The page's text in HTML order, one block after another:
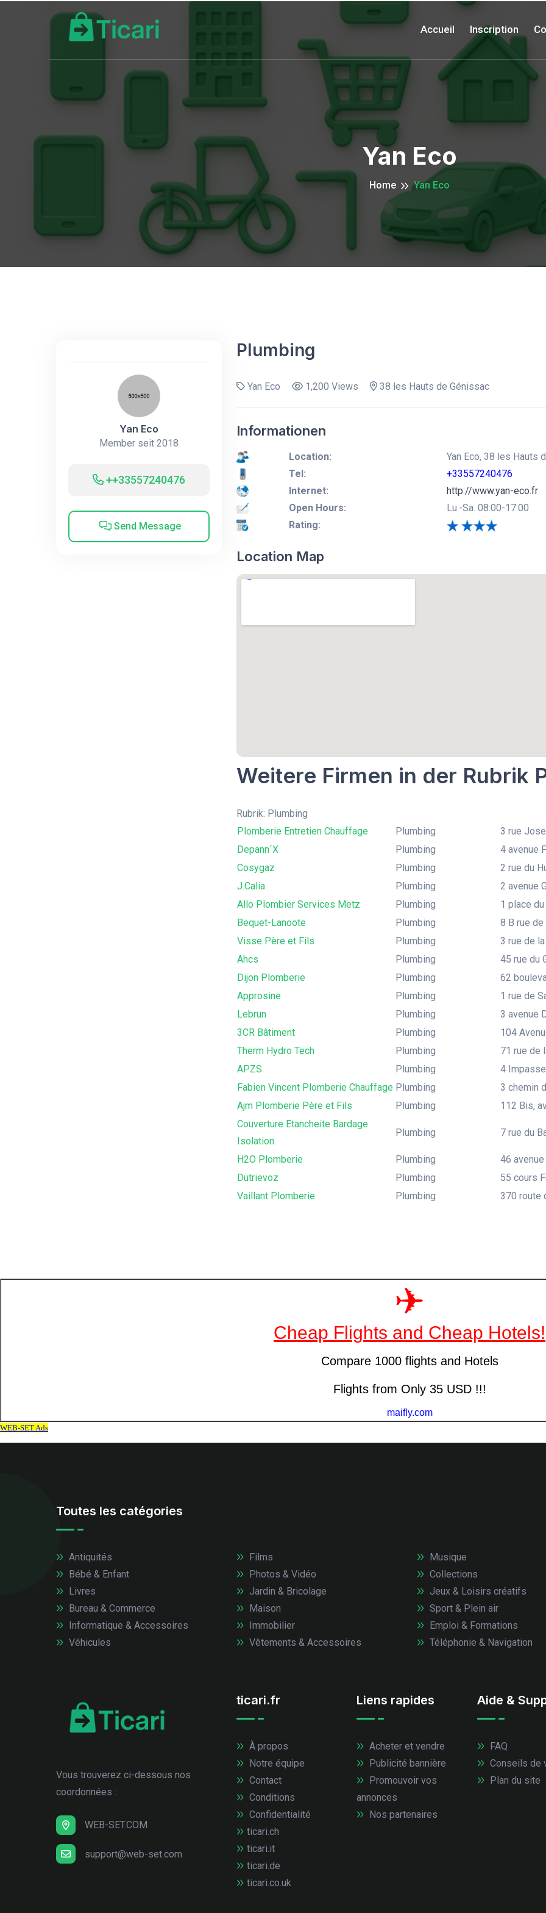
Accueil Inscription
Yan Eco
Home Yan Eco
Yan Eco
Member seit 2018
++33557240476
Send Message
Plumbing
Yan Eco 1,200 Views 38 les Hauts de Génissac
Informationen
Location:
Yan Eco, 38 les Hauts
Tel:
+33557240476
Internet:
http://www.yan-eco.fr
Open Hours:
Lu.-Sa. 08:00-17:00
Rating:
Location Map
Weitere Firmen in der Rubrik
Rubrik: Plumbing
Plomberie Entretien Chauffage
Plumbing
3 rue
Depann´X
Plumbing
4 avenue
Cosygaz
Plumbing
2 rue du
J.Calia
Plumbing
2 avenue
Allo Plombier Services Metz
Plumbing
1 place
Bequet-Lanoote
Plumbing
8 B rue de
Visse Père et Fils
Plumbing
3 rue de
Ahcs
Plumbing
45 rue du
Dijon Plomberie
Plumbing
62
Approsine
Plumbing
1 rue de
Lebrun
Plumbing
3 avenue
3CR Bâtiment
Plumbing
104
Therm Hydro Tech
Plumbing
71 rue de
APZS
Plumbing
4
Fabien Vincent Plomberie Chauffage Plumbing
3 chemin
Ajm Plomberie Père et Fils
Plumbing
112 Bis,
Couverture Etancheite Bardage
Isolation
Plumbing 7 rue du
H2O Plomberie Plumbing
46
Dutrievoz
Plumbing
55 cours
Vaillant Plomberie
Plumbing 370 route
Toutes les catégories
Antiquités
Bébé & Enfant
Livres
Bureau & Commerce
Informatique & Accessoires
Véhicules
Films
Photos & Vidéo
Jardin & Bricolage
Maison
Immobilier
Vêtements & Accessoires
Musique
Collections
Jeux & Loisirs créatifs
Sport & Plein air
Emploi & Formations
Téléphonie & Navigation
Vous trouverez ci-dessous nos
coordonnées :
WEB-SET.COM
support@web-set.com
ticari.fr
À propos
Notre équipe
Contact
Conditions
Confidentialité
ticari.ch
ticari.it
ticari.de
ticari.co.uk
Liens rapides
Acheter et vendre
Publicité bannière
Promouvoir vos
annonces
Nos partenaires
Aide &
FAQ
Conseils de
Plan du site